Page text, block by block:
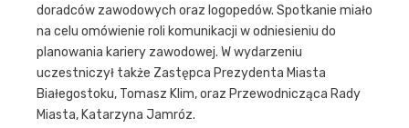
doradców zawodowych oraz logopedów. Spotkanie miało
na celu omówienie roli komunikacji w odniesieniu do
planowania kariery zawodowej. W wydarzeniu
uczestniczył także Zastępca Prezydenta Miasta
Białegostoku, Tomasz Klim, oraz Przewodnicząca Rady
Miasta, Katarzyna Jamróz.